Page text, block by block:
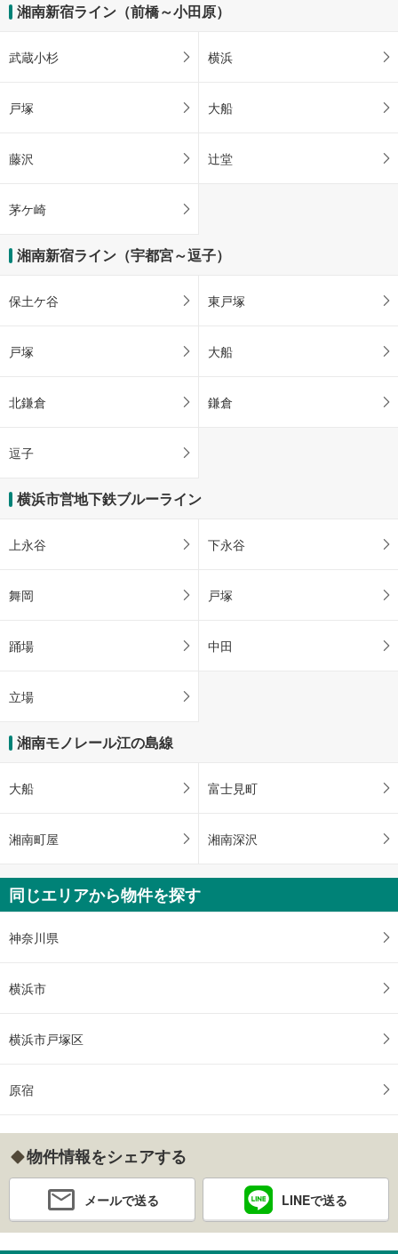
湘南新宿ライン（前橋～小田原）
武蔵小杉 横浜
戸塚 大船
藤沢 辻堂
茅ケ崎
湘南新宿ライン（宇都宮～逗子）
保土ケ谷 東戸塚
戸塚 大船
北鎌倉 鎌倉
逗子
横浜市営地下鉄ブルーライン
上永谷 下永谷
舞岡 戸塚
踊場 中田
立場
湘南モノレール江の島線
大船 富士見町
湘南町屋 湘南深沢
同じエリアから物件を探す
神奈川県
横浜市
横浜市戸塚区
原宿
物件情報をシェアする
メールで送る LINEで送る